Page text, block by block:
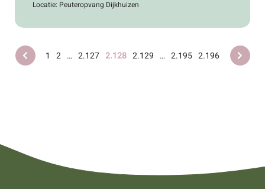
Locatie: Peuteropvang Dijkhuizen
1 2 … 2.127 2.128 2.129 … 2.195 2.196